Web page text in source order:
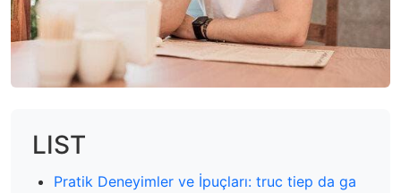
LIST
Pratik Deneyimler ve İpuçları: truc tiep da ga